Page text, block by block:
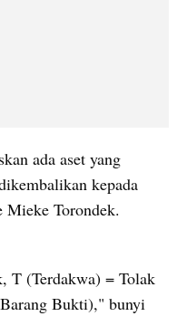
ada aset yang
kepada
Torondek.
T (Terdakwa) = Tolak
Bukti)," bunyi